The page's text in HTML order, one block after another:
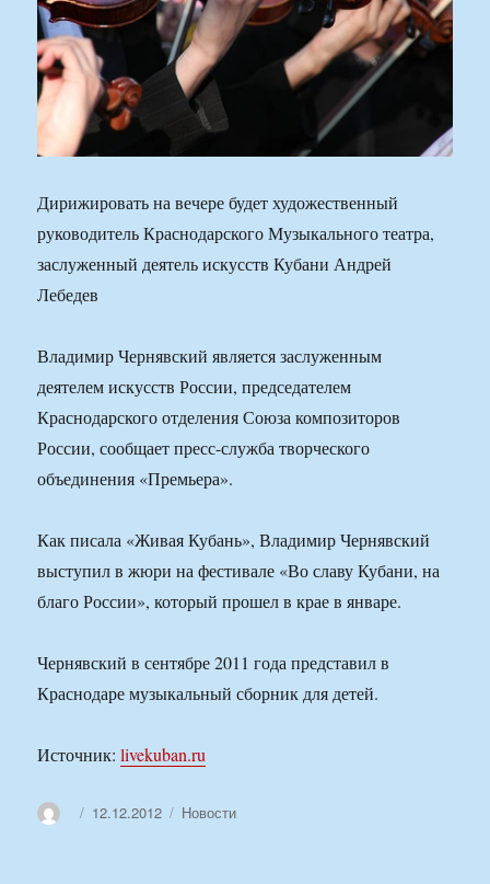
Дирижировать на вечере будет художественный
руководитель Краснодарского Музыкального театра,
заслуженный деятель искусств Кубани Андрей
Лебедев
Владимир Чернявский является заслуженным
деятелем искусств России, председателем
Краснодарского отделения Союза композиторов
России, сообщает пресс-служба творческого
объединения «Премьера».
Как писала «Живая Кубань», Владимир Чернявский
выступил в жюри на фестивале «Во славу Кубани, на
благо России», который прошел в крае в январе.
Чернявский в сентябре 2011 года представил в
Краснодаре музыкальный сборник для детей.
Источник:livekuban.ru
АвторОпубликовано
12.12.2012 Рубрики
Новости